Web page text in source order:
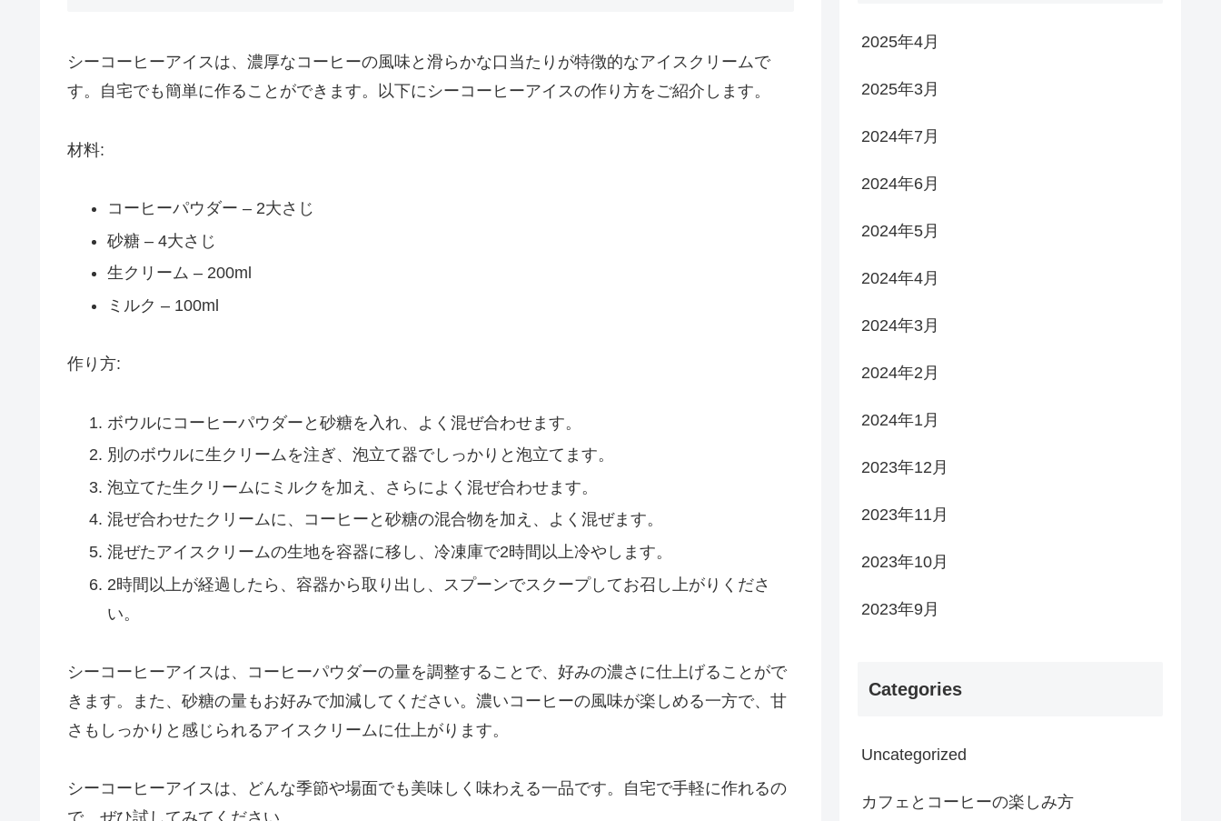
シーコーヒーアイスは、濃厚なコーヒーの風味と滑らかな口当たりが特徴的なアイスクリームで
す。自宅でも簡単に作ることができます。以下にシーコーヒーアイスの作り方をご紹介します。
材料:
コーヒーパウダー – 2大さじ
砂糖 – 4大さじ
生クリーム – 200ml
ミルク – 100ml
作り方:
ボウルにコーヒーパウダーと砂糖を入れ、よく混ぜ合わせます。
別のボウルに生クリームを注ぎ、泡立て器でしっかりと泡立てます。
泡立てた生クリームにミルクを加え、さらによく混ぜ合わせます。
混ぜ合わせたクリームに、コーヒーと砂糖の混合物を加え、よく混ぜます。
混ぜたアイスクリームの生地を容器に移し、冷凍庫で2時間以上冷やします。
2時間以上が経過したら、容器から取り出し、スプーンでスクープしてお召し上がりくださ
い。
シーコーヒーアイスは、コーヒーパウダーの量を調整することで、好みの濃さに仕上げることがで
きます。また、砂糖の量もお好みで加減してください。濃いコーヒーの風味が楽しめる一方で、甘
さもしっかりと感じられるアイスクリームに仕上がります。
シーコーヒーアイスは、どんな季節や場面でも美味しく味わえる一品です。自宅で手軽に作れるの
2025年4月
2025年3月
2024年7月
2024年6月
2024年5月
2024年4月
2024年3月
2024年2月
2024年1月
2023年12月
2023年11月
2023年10月
2023年9月
Categories
Uncategorized
カフェとコーヒーの楽しみ方